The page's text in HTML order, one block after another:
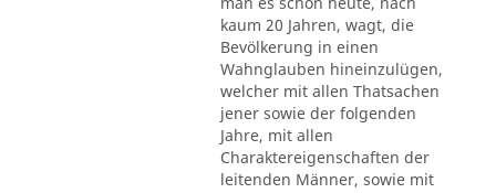
kaum 20 Jahren, wagt, die
Bevölkerung in einen
Wahnglauben hineinzulügen,
welcher mit allen Thatsachen
jener sowie der folgenden
Jahre, mit allen
Charaktereigenschaften der
leitenden Männer, sowie mit